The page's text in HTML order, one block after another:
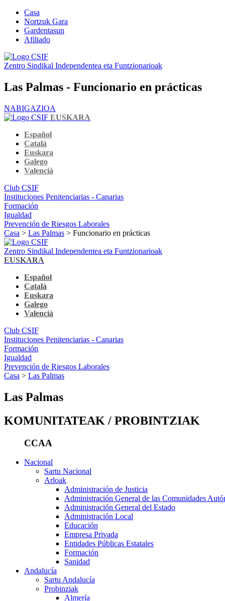
Casa
Nortzuk Gara
Gardentasun
Afiliado
Zentro Sindikal Independentea eta Funtzionarioak
Las Palmas - Funcionario en prácticas
NABIGAZIOA
EUSKARA
Español
Català
Euskara
Galego
Valencià
Club CSIF
Instituciones Penitenciarias - Canarias
Formación
Igualdad
Prevención de Riesgos Laborales
Casa > Las Palmas > Funcionario en prácticas
Zentro Sindikal Independentea eta Funtzionarioak
EUSKARA
Español
Català
Euskara
Galego
Valencià
Club CSIF
Instituciones Penitenciarias - Canarias
Formación
Igualdad
Prevención de Riesgos Laborales
Casa > Las Palmas
Las Palmas
KOMUNITATEAK / PROBINTZIAK
CCAA
Nacional
Sartu Nacional
Arloak
Administración de Justicia
Administración General de las Comunidades
Administración General del Estado
Administración Local
Educación
Empresa Privada
Entidades Públicas Estatales
Formación
Sanidad
Andalucía
Sartu Andalucía
Probinziak
Almería